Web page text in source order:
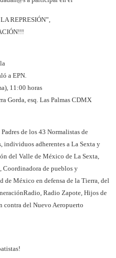
REPRESIÓN”,
a EPN.
11:00 horas
Gorda, esq. Las Palmas CDMX
de los 43 Normalistas de
individuos adherentes a La Sexta y
del Valle de México de La Sexta,
Coordinadora de pueblos y
de México en defensa de la Tierra, del
Radio Zapote, Hijos de
contra del Nuevo Aeropuerto